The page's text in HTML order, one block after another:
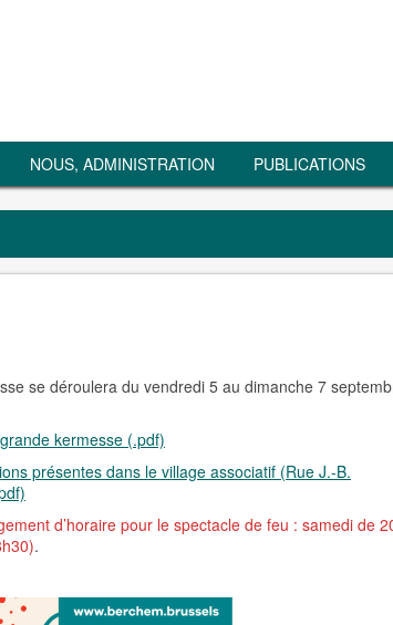
NOUS, ADMINISTRATION PUBLICATIONS
se déroulera du vendredi 5 au dimanche 7
kermesse (.pdf)
présentes dans le village associatif (Rue J.-B.
d’horaire pour le spectacle de feu : samedi de
.